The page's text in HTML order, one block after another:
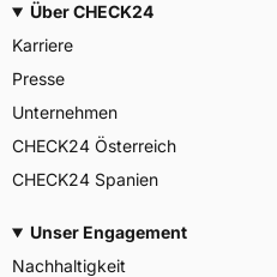
Über CHECK24
Karriere
Presse
Unternehmen
CHECK24 Österreich
CHECK24 Spanien
Unser Engagement
Nachhaltigkeit